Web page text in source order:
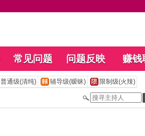
常见问题 问题反映 赚钱
普通级(清纯) 辅导级(暧昧) 限制级(火辣)